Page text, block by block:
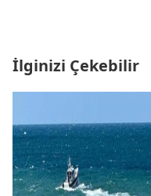
İlginizi Çekebilir